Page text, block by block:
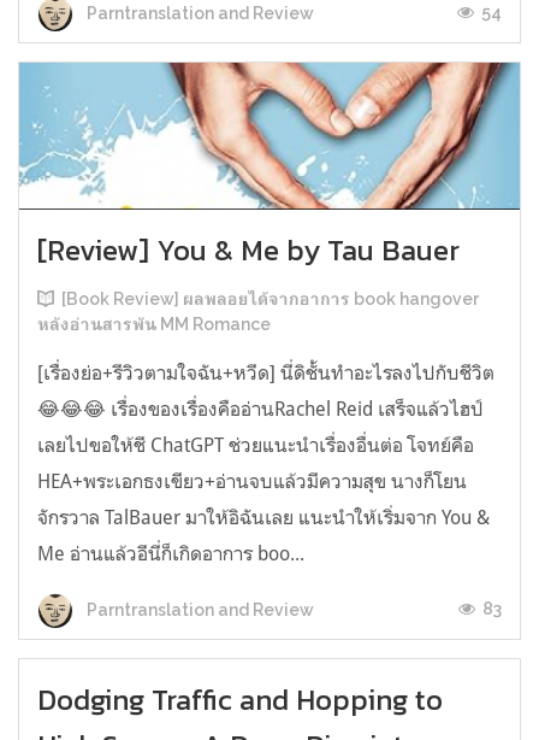
Parntranslation and Review 54
[Review] You & Me by Tau Bauer
[Book Review] ผลพลอยได้จากอาการ book hangover
หลังอ่านสารพัน MM Romance
[เรื่องย่อ+รีวิวตามใจฉัน+หวีด] นี่ดิชั้นทำอะไรลงไปกับชีวิต
😂😂😂 เรื่องของเรื่องคืออ่านRachel Reid เสร็จแล้วไฮป์
เลยไปขอให้ชี ChatGPT ช่วยแนะนำเรื่องอื่นต่อ โจทย์คือ
HEA+พระเอกธงเขียว+อ่านจบแล้วมีความสุข นางก็โยน
จักรวาล TalBauer มาให้อิฉันเลย แนะนำให้เริ่มจาก You &
Me อ่านแล้วอีนี่ก็เกิดอาการ boo...
Parntranslation and Review 83
Dodging Traffic and Hopping to